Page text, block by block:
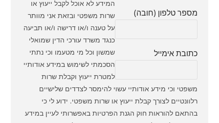
מספר טלפון (חובה)
כתובת אימייל
המידע לא אוכל לקבל ייעוץ או
שרות משפטי ובזאת אני מוותר
על טענה ו/או דרישה ו/או תביעה
כנגד משרד עורכי הדין שמואלי
שמשון וכל מי מטעמו וכי נתתי
הסכמתי לשימוש במידע אודותיי
למטרת ייעוץ וקבלת שרות
משפטי וכי מידע אודותיי עשוי להימסר לצדדים שלישיים
רלוונטיים לצורך קבלת ייעוץ או שרות משפטי. ידוע לי כי
בהתאם להוראות חוק הגנת הפרטיות באפשרותי לעיין במידע